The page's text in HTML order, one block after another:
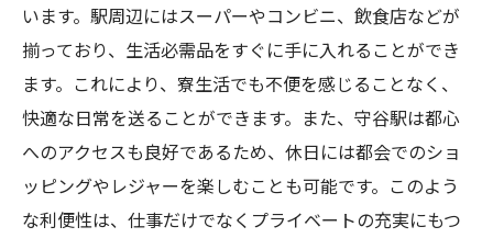
います。駅周辺にはスーパーやコンビニ、飲食店などが
揃っており、生活必需品をすぐに手に入れることができ
ます。これにより、寮生活でも不便を感じることなく、
快適な日常を送ることができます。また、守谷駅は都心
へのアクセスも良好であるため、休日には都会でのショ
ッピングやレジャーを楽しむことも可能です。このよう
な利便性は、仕事だけでなくプライベートの充実にもつ